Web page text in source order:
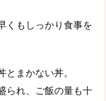
くもしっかり食事を
まかない丼。
られ、ご飯の量も十